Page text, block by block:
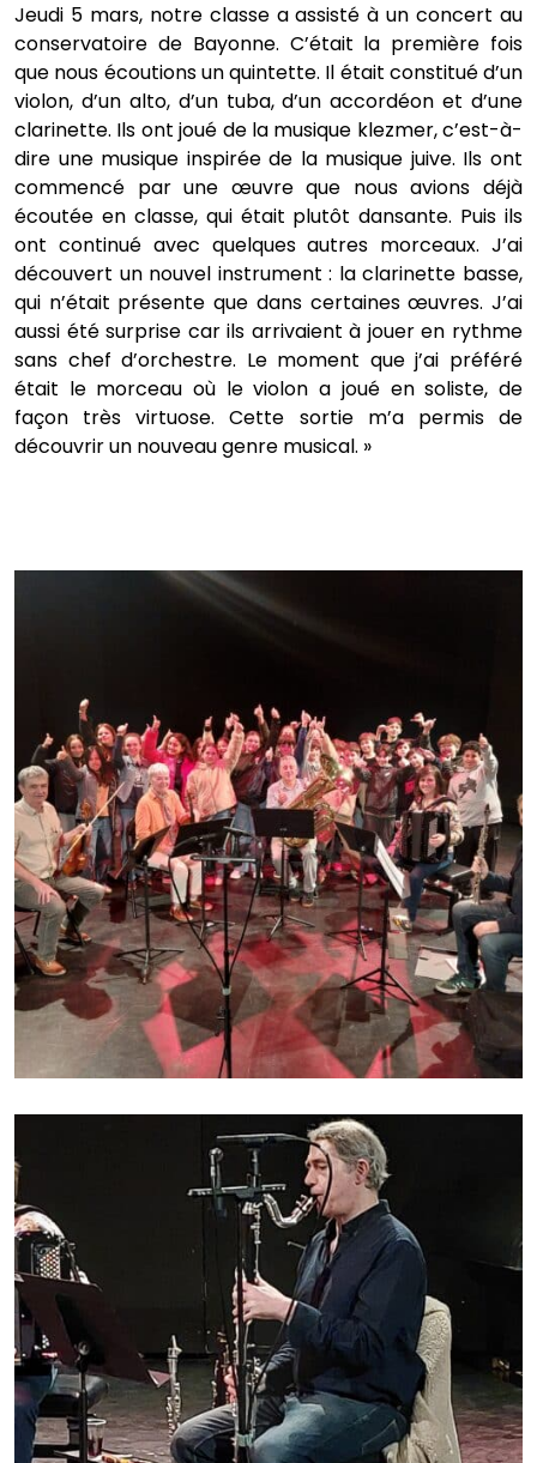
Jeudi 5 mars, notre classe a assisté à un concert au
conservatoire de Bayonne. C’était la première fois
que nous écoutions un quintette. Il était constitué d’un
violon, d’un alto, d’un tuba, d’un accordéon et d’une
clarinette. Ils ont joué de la musique klezmer, c’est-à-
dire une musique inspirée de la musique juive. Ils ont
commencé par une œuvre que nous avions déjà
écoutée en classe, qui était plutôt dansante. Puis ils
ont continué avec quelques autres morceaux. J’ai
découvert un nouvel instrument : la clarinette basse,
qui n’était présente que dans certaines œuvres. J’ai
aussi été surprise car ils arrivaient à jouer en rythme
sans chef d’orchestre. Le moment que j’ai préféré
était le morceau où le violon a joué en soliste, de
façon très virtuose. Cette sortie m’a permis de
découvrir un nouveau genre musical. »